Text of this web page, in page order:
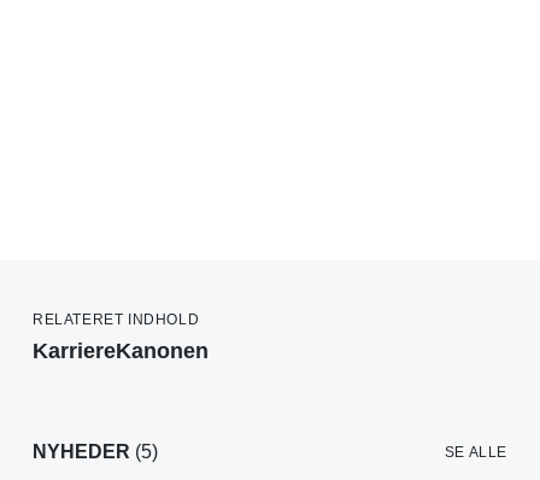
RELATERET INDHOLD
KarriereKanonen
NYHEDER (5) SE ALLE